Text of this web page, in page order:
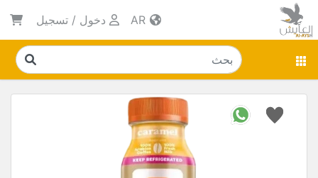
دخول / تسجيل